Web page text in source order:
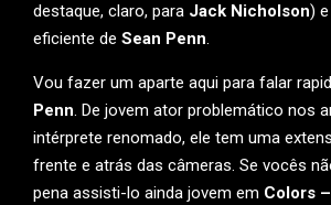
destaque, claro, para Jack Nicholson)
eficiente de Sean Penn.
Vou fazer um aparte aqui para falar
Penn. De jovem ator problemático nos
intérprete renomado, ele tem uma
frente e atrás das câmeras. Se vocês
pena assisti-lo ainda jovem em Colors